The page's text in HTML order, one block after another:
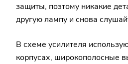
защиты, поэтому никакие
другую лампу и снова
В схеме усилителя
корпусах, широкополосные